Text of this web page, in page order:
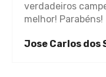
verdadeiros
melhor! Parabéns!
Jose Carlos dos